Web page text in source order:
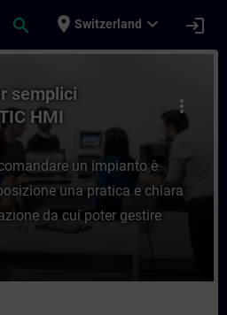
search place Switzerland expand_more login
per semplici
more_vert
semplici
HMI
un impianto è
una pratica e chiara
da cui poter gestire